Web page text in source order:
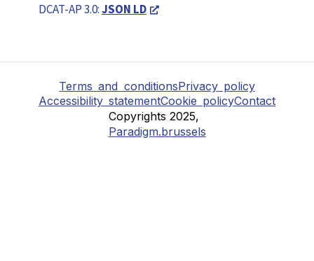
DCAT-AP 3.0:JSON LD
Terms and conditionsPrivacy policy
Accessibility statementCookie policyContact
Copyrights 2025,
Paradigm.brussels